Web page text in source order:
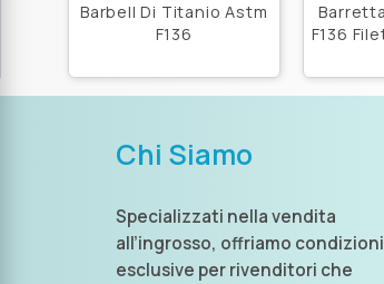
Barbell Di Titanio Astm
F136
F136
Chi Siamo
Specializzati nella vendita
all’ingrosso, offriamo condizioni
esclusive per rivenditori che